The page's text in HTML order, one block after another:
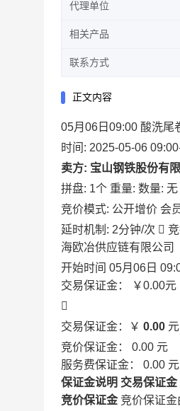
代理单位
相关产品
联系方式
正文内容
05月06日09:00 酸洗尾
时间: 2025-05-06
卖方: 宝山钢铁股份有
拼盘: 1个 重量: 数量: 无
竞价模式: 公开增价 会
延时机制: 2分钟/次 
海欧冶供应链有限公司
开始时间 05月06日
交易保证金：
￥0.00元

交易保证金：￥ 0.00 元
竞价保证金： 0.00 元
服务费保证金： 0.00 元
保证金说明 交易保证金
竞价保证金 竞价保证